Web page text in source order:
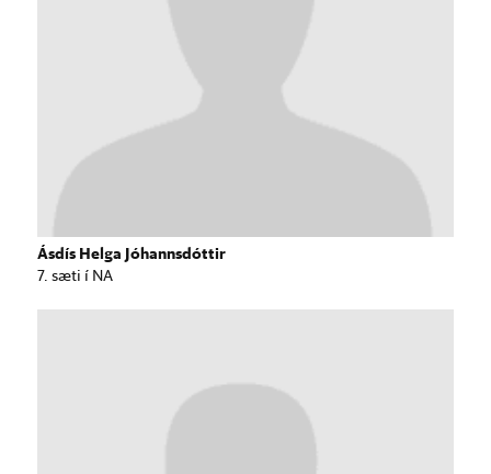
Ásdís Helga Jóhannsdóttir
7. sæti í NA